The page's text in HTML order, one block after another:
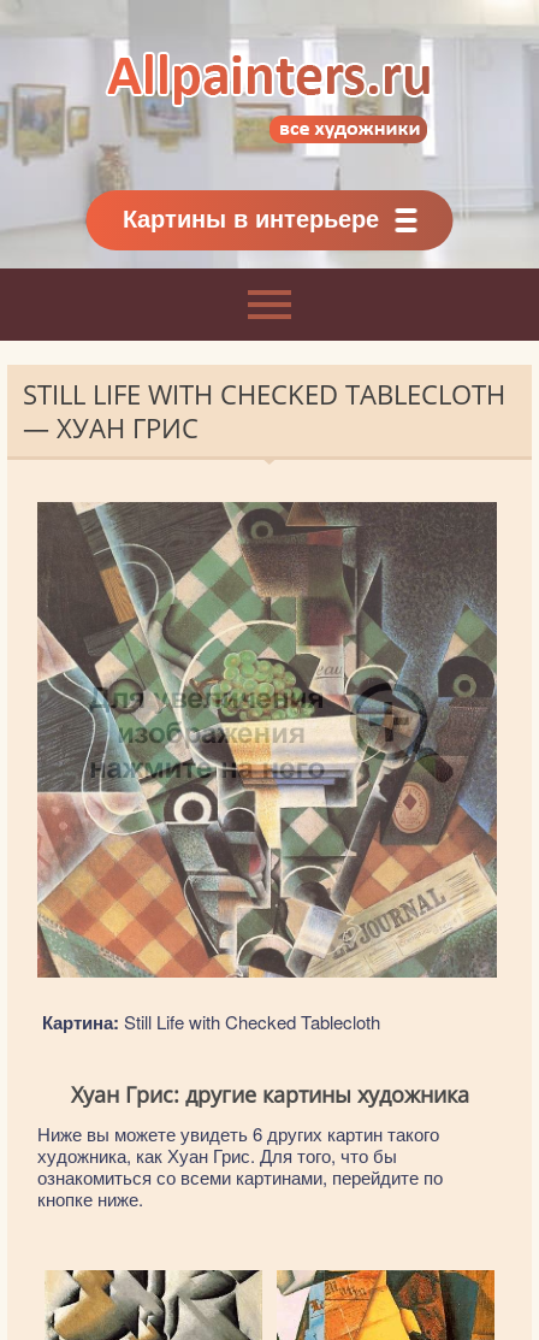
Картины классиков
и современников
Картины в интерьере
STILL LIFE WITH CHECKED TABLECLOTH
— ХУАН ГРИС
Картина: Still Life with Checked Tablecloth
Хуан Грис: другие картины художника
Ниже вы можете увидеть 6 других картин такого
художника, как Хуан Грис. Для того, что бы
ознакомиться со всеми картинами, перейдите по
кнопке ниже.